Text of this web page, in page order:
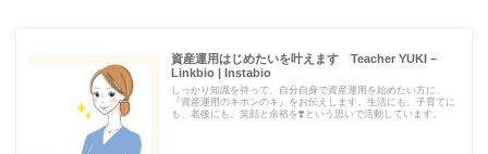
資産運用はじめたいを叶えます Teacher YUKI –
Linkbio | Instabio
しっかり知識を持って、自分自身で資産運用を始めたい方に、
『資産運用のキホンのキ』をお伝えします。生活にも、子育てに
も、老後にも、笑顔と余裕を❣️という思いで活動しています。